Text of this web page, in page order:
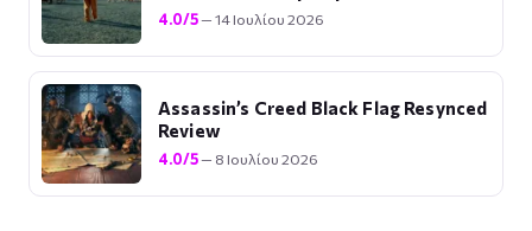
4.0/5— 14 Ιουλίου 2026
Assassin’s Creed Black Flag Resynced
Review
4.0/5— 8 Ιουλίου 2026